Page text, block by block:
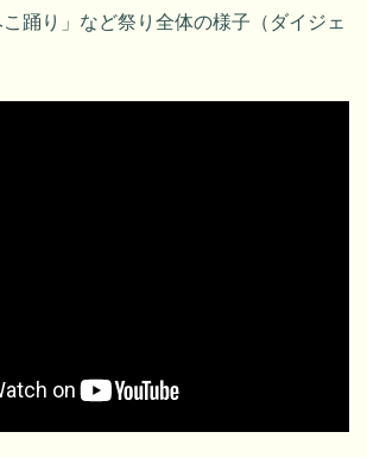
踊り」など祭り全体の様子（ダイジェ